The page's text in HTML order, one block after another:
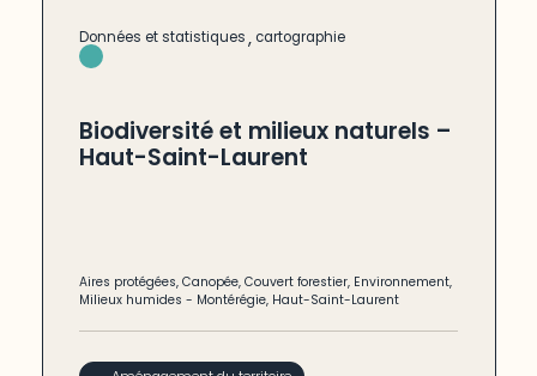
Données et statistiques, cartographie
Biodiversité et milieux naturels –
Haut-Saint-Laurent
Aires protégées,Canopée,Couvert forestier, Environnement,
Milieux humides - Montérégie, Haut-Saint-Laurent